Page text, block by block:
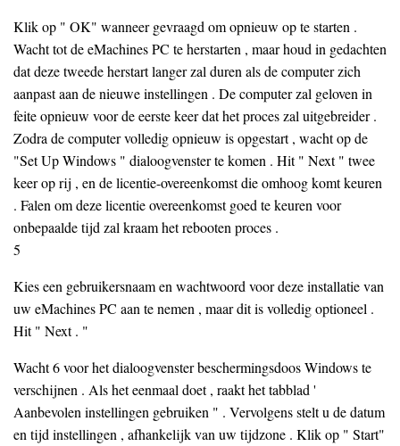
Klik op " OK" wanneer gevraagd om opnieuw op te starten .
Wacht tot de eMachines PC te herstarten , maar houd in gedachten
dat deze tweede herstart langer zal duren als de computer zich
aanpast aan de nieuwe instellingen . De computer zal geloven in
feite opnieuw voor de eerste keer dat het proces zal uitgebreider .
Zodra de computer volledig opnieuw is opgestart , wacht op de
"Set Up Windows " dialoogvenster te komen . Hit " Next " twee
keer op rij , en de licentie-overeenkomst die omhoog komt keuren
. Falen om deze licentie overeenkomst goed te keuren voor
onbepaalde tijd zal kraam het rebooten proces .
5
Kies een gebruikersnaam en wachtwoord voor deze installatie van
uw eMachines PC aan te nemen , maar dit is volledig optioneel .
Hit " Next . "
Wacht 6 voor het dialoogvenster beschermingsdoos Windows te
verschijnen . Als het eenmaal doet , raakt het tabblad '
Aanbevolen instellingen gebruiken " . Vervolgens stelt u de datum
en tijd instellingen , afhankelijk van uw tijdzone . Klik op " Start"